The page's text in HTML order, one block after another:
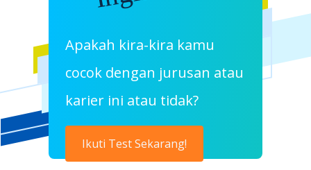
Apakah kira-kira kamu
cocok dengan jurusan atau
karier ini atau tidak?
Ikuti Test Sekarang!